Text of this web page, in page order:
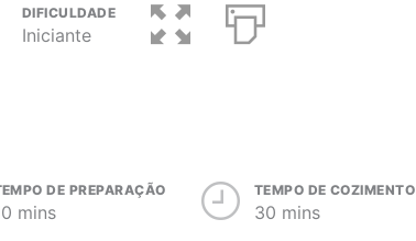
DIFICULDADE
Iniciante
DE PREPARAÇÃO
mins
TEMPO DE COZIMENTO
30 mins